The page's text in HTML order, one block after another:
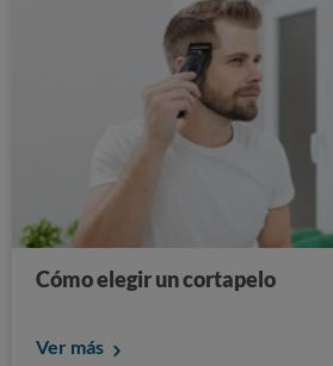
Cómo elegir un cortapelo
Ver más